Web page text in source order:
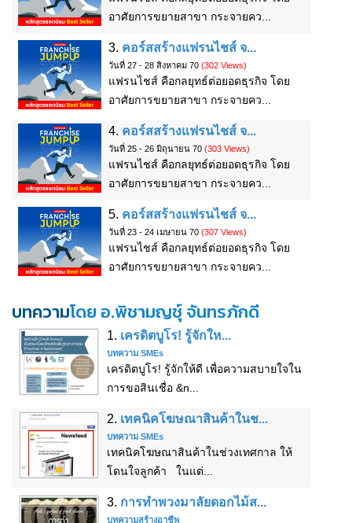
อาศัยการขยายสาขา กระจายคว...
3. คอร์สสร้างแฟรนไชส์ จ...
วันที่ 27 - 28 สิงหาคม 70 (302 Views)
แฟรนไชส์ คือกลยุทธ์ต่อยอดธุรกิจ โดย
อาศัยการขยายสาขา กระจายคว...
4. คอร์สสร้างแฟรนไชส์ จ...
วันที่ 25 - 26 มิถุนายน 70 (303 Views)
แฟรนไชส์ คือกลยุทธ์ต่อยอดธุรกิจ โดย
อาศัยการขยายสาขา กระจายคว...
5. คอร์สสร้างแฟรนไชส์ จ...
วันที่ 23 - 24 เมษายน 70 (307 Views)
แฟรนไชส์ คือกลยุทธ์ต่อยอดธุรกิจ โดย
อาศัยการขยายสาขา กระจายคว...
บทความโดย อ.พิชามญชุ์ จันทรภักดี
1. เครดิตบูโร! รู้จักให...
บทความ SMEs
เครดิตบูโร! รู้จักให้ดี เพื่อความสบายใจใน
การขอสินเชื่อ &n...
2. เทคนิคโฆษณาสินค้าในช...
บทความ SMEs
เทคนิคโฆษณาสินค้าในช่วงเทศกาล ให้
โดนใจลูกค้า ในแต่...
3. การทำพวงมาลัยดอกไม้ส...
บทความสร้างอาชีพ